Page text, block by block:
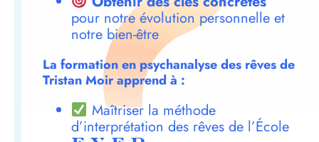
pour notre évolution personnelle et
notre bien-être
La formation en psychanalyse des rêves de
Tristan Moir apprend à :
Maîtriser la méthode
d’interprétation des rêves de l’École